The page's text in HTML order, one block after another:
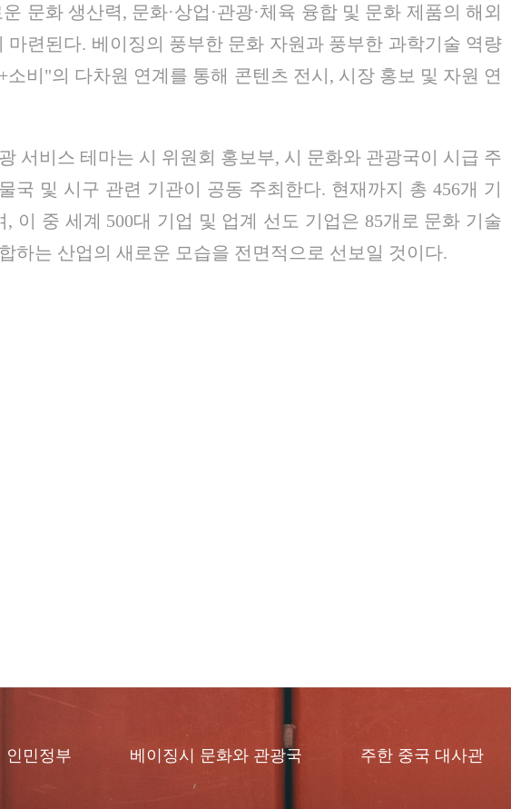
문화 생산력, 문화·상업·관광·체육 융합 및 문화 제품의 해외
마련된다. 베이징의 풍부한 문화 자원과 풍부한 과학기술 역량
비"의 다차원 연계를 통해 콘텐츠 전시, 시장 홍보 및 자원 연
서비스 테마는 시 위원회 홍보부, 시 문화와 관광국이 시급 주
국 및 시구 관련 기관이 공동 주최한다. 현재까지 총 456개 기
이 중 세계 500대 기업 및 업계 선도 기업은 85개로 문화 기술
하는 산업의 새로운 모습을 전면적으로 선보일 것이다.
인민정부 베이징시 문화와 관광국 주한 중국 대사관